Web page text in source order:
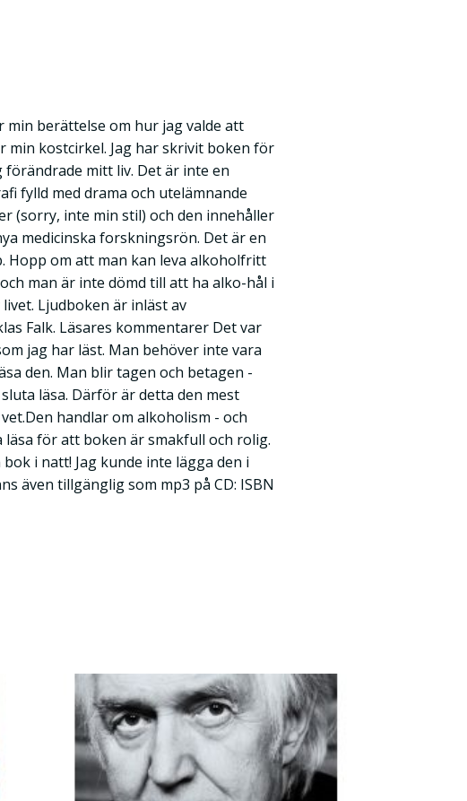
min berättelse om hur jag valde att
min kostcirkel. Jag har skrivit boken för
mitt liv. Det är inte en
fylld med drama och utelämnande
(sorry, inte min stil) och den innehåller
medicinska forskningsrön. Det är en
Hopp om att man kan leva alkoholfritt
man är inte dömd till att ha alko-hål i
Ljudboken är inläst av
Falk. Läsares kommentarer Det var
jag har läst. Man behöver inte vara
den. Man blir tagen och betagen -
läsa. Därför är detta den mest
handlar om alkoholism - och
läsa för att boken är smakfull och rolig.
i natt! Jag kunde inte lägga den i
även tillgänglig som mp3 på CD: ISBN